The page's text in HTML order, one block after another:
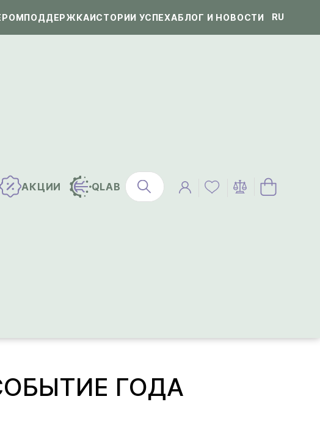
ПОДДЕРЖКАИСТОРИИ УСПЕХАБЛОГ И НОВОСТИ RU
АКЦИИ QLAB
СОБЫТИЕ ГОДА